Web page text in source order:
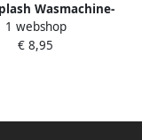
Wasmachine-
250 cm
1 webshop
€ 8,95